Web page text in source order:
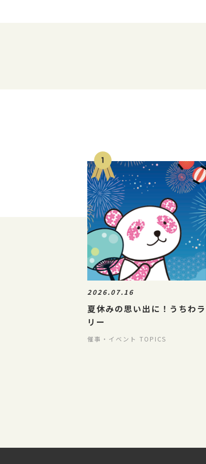
2026.07.16
夏休みの思い出に！うちわラ
リー
催事・イベント TOPICS